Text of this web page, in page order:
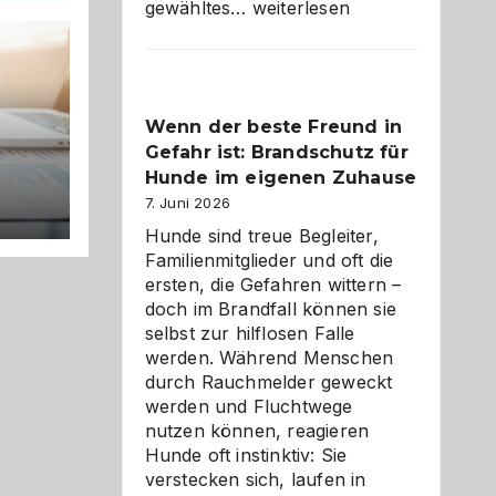
gewähltes… Abschied
und
herzlich
gestalten
weiterlesen
Wenn der beste Freund in
Gefahr ist: Brandschutz für
Hunde im eigenen Zuhause
7. Juni 2026
Hunde sind treue Begleiter,
Familienmitglieder und oft die
ersten, die Gefahren wittern –
doch im Brandfall können sie
selbst zur hilflosen Falle
werden. Während Menschen
durch Rauchmelder geweckt
werden und Fluchtwege
nutzen können, reagieren
Hunde oft instinktiv: Sie
verstecken sich, laufen in